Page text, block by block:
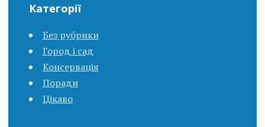
Категорії
Без рубрики
Город і сад
Консервація
Поради
Цікаво